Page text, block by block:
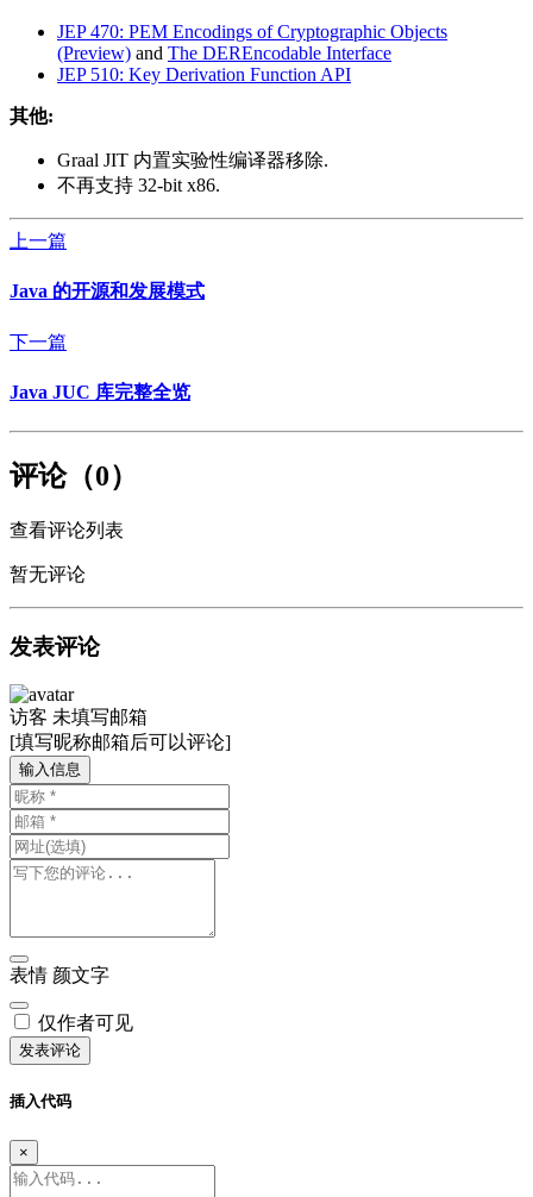
JEP 470: PEM Encodings of Cryptographic Objects
(Preview) and The DEREncodable Interface
JEP 510: Key Derivation Function API
其他:
Graal JIT 内置实验性编译器移除.
不再支持 32-bit x86.
上一篇
Java 的开源和发展模式
下一篇
Java JUC 库完整全览
评论（0）
查看评论列表
暂无评论
发表评论
访客 未填写邮箱
[填写昵称邮箱后可以评论]
输入信息
表情 颜文字
仅作者可见
发表评论
插入代码
×